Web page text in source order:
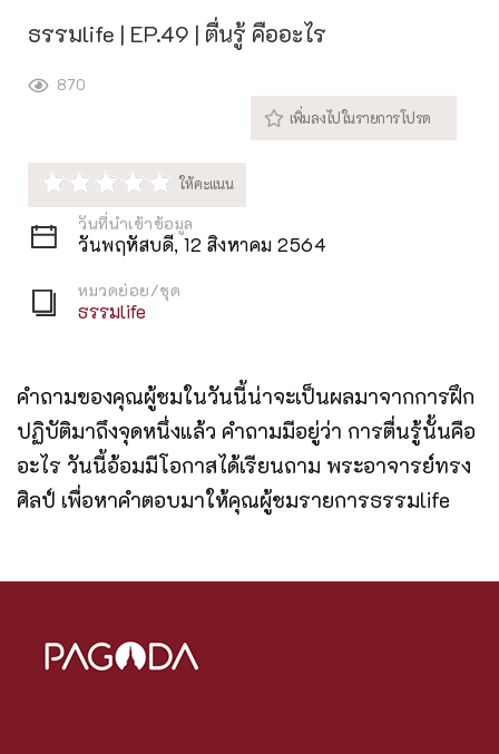
ธรรมlife | EP.49 | ตื่นรู้ คืออะไร
870
วันที่นำเข้าข้อมูล
วันพฤหัสบดี, 12 สิงหาคม 2564
หมวดย่อย/ชุด
ธรรมlife
คำถามของคุณผู้ชมในวันนี้น่าจะเป็นผลมาจากการฝึก
ปฏิบัติมาถึงจุดหนึ่งแล้ว คำถามมีอยู่ว่า การตื่นรู้นั้นคือ
อะไร วันนี้อ้อมมีโอกาสได้เรียนถาม พระอาจารย์ทรง
ศิลป์ เพื่อหาคำตอบมาให้คุณผู้ชมรายการธรรมlife